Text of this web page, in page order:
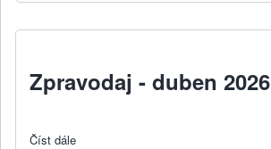
Zpravodaj - duben 2026
Číst dále